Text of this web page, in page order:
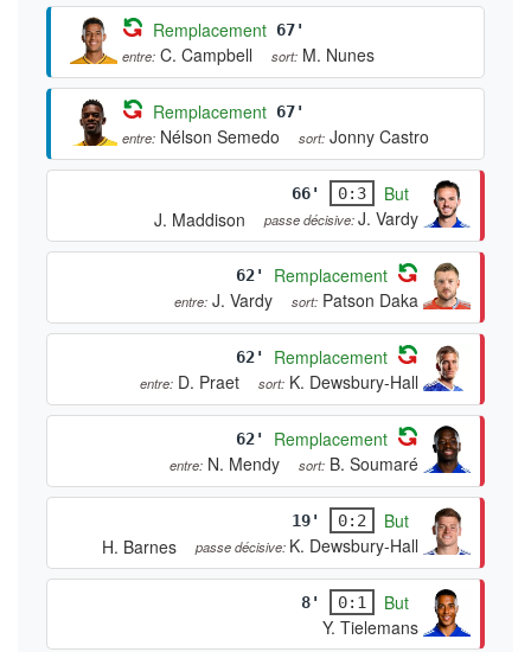
Remplacement 67'
entre: C. Campbell sort: M. Nunes
Remplacement 67'
entre: Nélson Semedo sort: Jonny Castro
66' 0:3
But
J. Maddison
passe décisive:J. Vardy
62' Remplacement
entre: J. Vardy sort: Patson Daka
62' Remplacement
entre: D. Praet sort: K. Dewsbury-Hall
62' Remplacement
entre: N. Mendy sort: B. Soumaré
19' 0:2
But
H. Barnes
passe décisive: K. Dewsbury-Hall
8' 0:1
But
Y. Tielemans